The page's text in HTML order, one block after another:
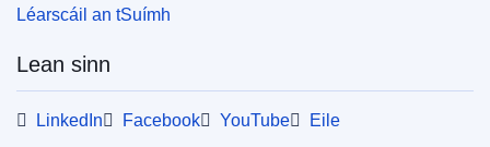
Léarscáil an tSuímh
Lean sinn
LinkedIn Facebook YouTube Eile